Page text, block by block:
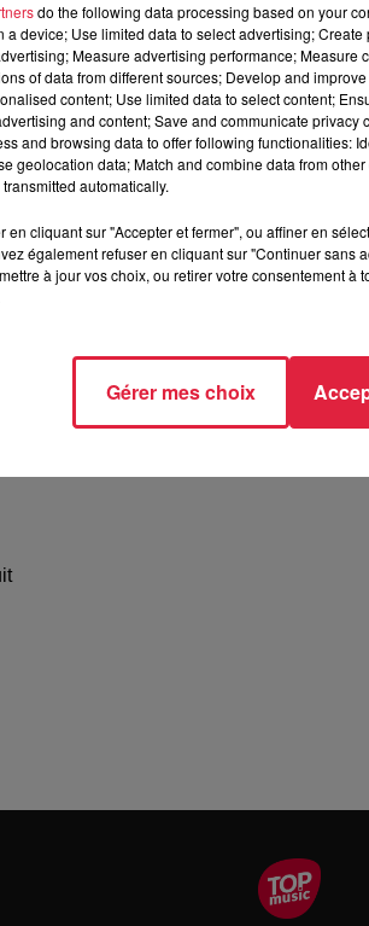
2020 à 0h00
février 2020 à 0h00
do the following data processing based on your
a device; Use limited data to select advertising;
Measure advertising performance; Measure
of data from different sources; Develop and
content; Use limited data to select content;
and content; Save and communicate
and browsing data to offer following functionalities:
geolocation data; Match and combine data from
automatically.
en cliquant sur "Accepter et fermer", ou affiner en
également refuser en cliquant sur "Continuer sans
à jour vos choix, ou retirer votre consentement à
Gérer mes choix